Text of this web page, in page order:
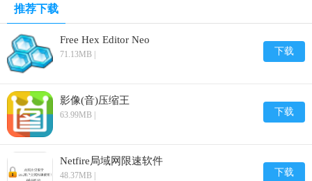
推荐下载
Free Hex Editor Neo
71.13MB | 下载
影像(音)压缩王
63.99MB | 下载
Netfire局域网限速软件
48.37MB | 下载